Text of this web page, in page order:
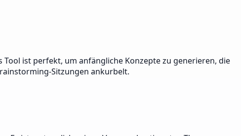
ist perfekt, um anfängliche Konzepte zu generieren, die
Sitzungen ankurbelt.